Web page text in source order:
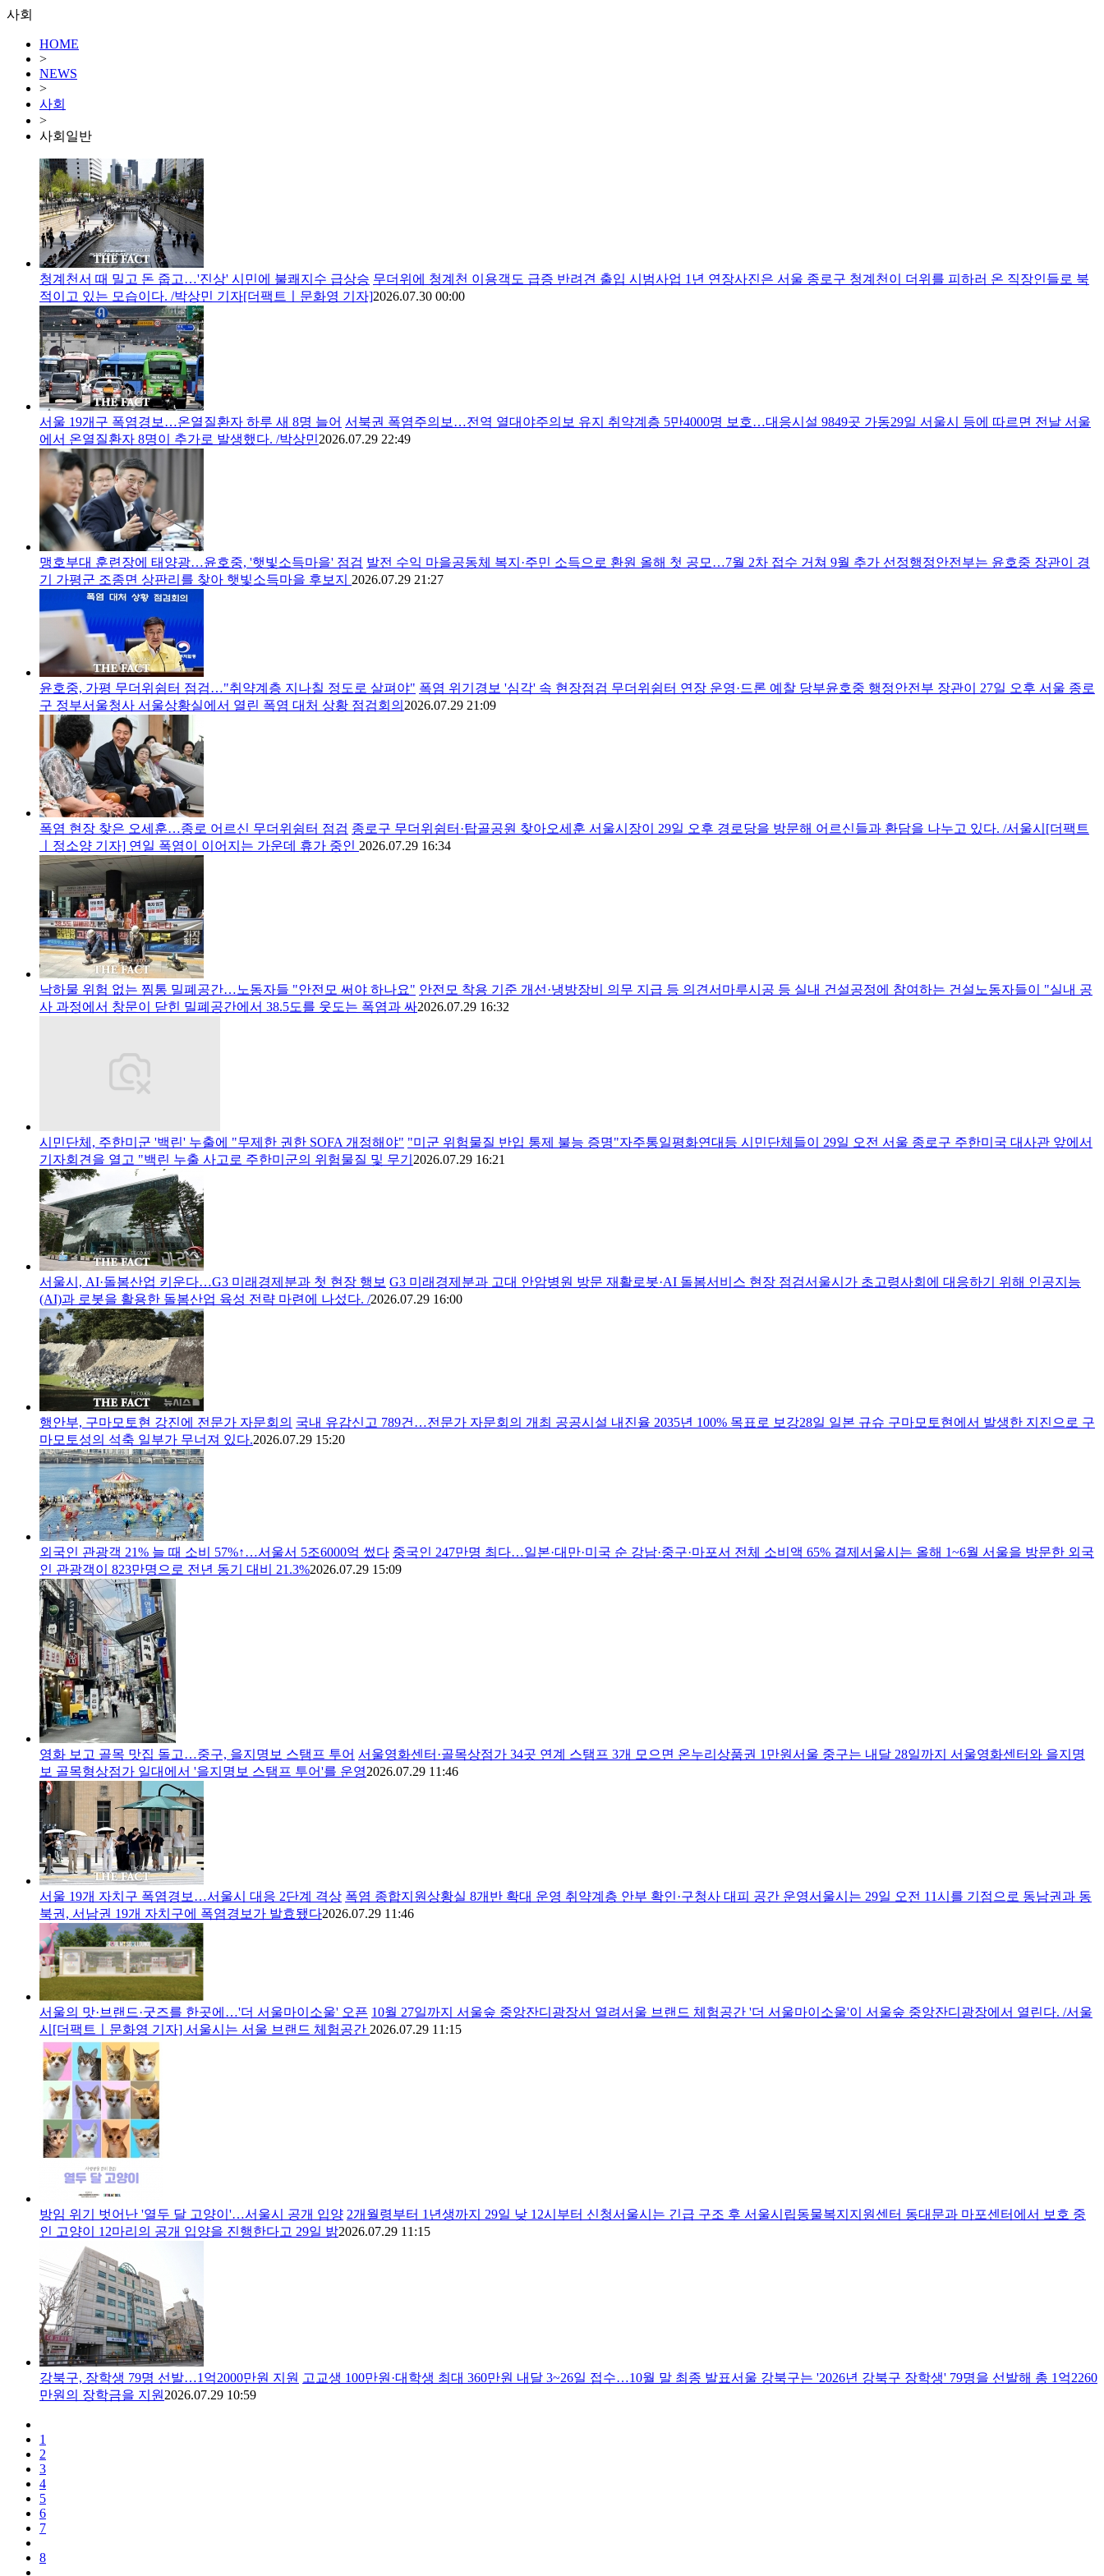
사회
HOME
>
NEWS
>
사회
>
사회일반
청계천서 때 밀고 돈 줍고…'진상' 시민에 불쾌지수 급상승 무더위에 청계천 이용객도 급증 반려견 출입 시범사업 1년 연장사진은 서울 종로구 청계천이 더위를 피하러 온 직장인들로 북
적이고 있는 모습이다. /박상민 기자[더팩트ㅣ문화영 기자]2026.07.30 00:00
서울 19개구 폭염경보…온열질환자 하루 새 8명 늘어 서북권 폭염주의보…전역 열대야주의보 유지 취약계층 5만4000명 보호…대응시설 9849곳 가동29일 서울시 등에 따르면 전날 서울
에서 온열질환자 8명이 추가로 발생했다. /박상민2026.07.29 22:49
맹호부대 훈련장에 태양광…윤호중, '햇빛소득마을' 점검 발전 수익 마을공동체 복지·주민 소득으로 환원 올해 첫 공모…7월 2차 접수 거쳐 9월 추가 선정행정안전부는 윤호중 장관이 경
기 가평군 조종면 상판리를 찾아 햇빛소득마을 후보지 2026.07.29 21:27
윤호중, 가평 무더위쉼터 점검…"취약계층 지나칠 정도로 살펴야" 폭염 위기경보 '심각' 속 현장점검 무더위쉼터 연장 운영·드론 예찰 당부윤호중 행정안전부 장관이 27일 오후 서울 종로
구 정부서울청사 서울상황실에서 열린 폭염 대처 상황 점검회의 2026.07.29 21:09
폭염 현장 찾은 오세훈…종로 어르신 무더위쉼터 점검 종로구 무더위쉼터·탑골공원 찾아오세훈 서울시장이 29일 오후 경로당을 방문해 어르신들과 환담을 나누고 있다. /서울시[더팩트
ㅣ정소양 기자] 연일 폭염이 이어지는 가운데 휴가 중인 2026.07.29 16:34
낙하물 위험 없는 찜통 밀폐공간…노동자들 "안전모 써야 하나요" 안전모 착용 기준 개선·냉방장비 의무 지급 등 의견서마루시공 등 실내 건설공정에 참여하는 건설노동자들이 "실내 공
사 과정에서 창문이 닫힌 밀폐공간에서 38.5도를 웃도는 폭염과 싸2026.07.29 16:32
시민단체, 주한미군 '백린' 누출에 "무제한 권한 SOFA 개정해야" "미군 위험물질 반입 통제 불능 증명"자주통일평화연대등 시민단체들이 29일 오전 서울 종로구 주한미국 대사관 앞에서
기자회견을 열고 "백린 누출 사고로 주한미군의 위험물질 및 무기 2026.07.29 16:21
서울시, AI·돌봄산업 키운다…G3 미래경제분과 첫 현장 행보 G3 미래경제분과 고대 안암병원 방문 재활로봇·AI 돌봄서비스 현장 점검서울시가 초고령사회에 대응하기 위해 인공지능
(AI)과 로봇을 활용한 돌봄산업 육성 전략 마련에 나섰다. /2026.07.29 16:00
행안부, 구마모토현 강진에 전문가 자문회의 국내 유감신고 789건…전문가 자문회의 개최 공공시설 내진율 2035년 100% 목표로 보강28일 일본 규슈 구마모토현에서 발생한 지진으로 구
마모토성의 석축 일부가 무너져 있다.2026.07.29 15:20
외국인 관광객 21% 늘 때 소비 57%↑…서울서 5조6000억 썼다 중국인 247만명 최다…일본·대만·미국 순 강남·중구·마포서 전체 소비액 65% 결제서울시는 올해 1~6월 서울을 방문한 외국
인 관광객이 823만명으로 전년 동기 대비 21.3%2026.07.29 15:09
영화 보고 골목 맛집 돌고…중구, 을지명보 스탬프 투어 서울영화센터·골목상점가 34곳 연계 스탬프 3개 모으면 온누리상품권 1만원서울 중구는 내달 28일까지 서울영화센터와 을지명
보 골목형상점가 일대에서 '을지명보 스탬프 투어'를 운영2026.07.29 11:46
서울 19개 자치구 폭염경보…서울시 대응 2단계 격상 폭염 종합지원상황실 8개반 확대 운영 취약계층 안부 확인·구청사 대피 공간 운영서울시는 29일 오전 11시를 기점으로 동남권과 동
북권, 서남권 19개 자치구에 폭염경보가 발효됐다2026.07.29 11:46
서울의 맛·브랜드·굿즈를 한곳에…'더 서울마이소울' 오픈 10월 27일까지 서울숲 중앙잔디광장서 열려서울 브랜드 체험공간 '더 서울마이소울'이 서울숲 중앙잔디광장에서 열린다. /서울
시[더팩트ㅣ문화영 기자] 서울시는 서울 브랜드 체험공간 2026.07.29 11:15
방임 위기 벗어난 '열두 달 고양이'…서울시 공개 입양 2개월령부터 1년생까지 29일 낮 12시부터 신청서울시는 긴급 구조 후 서울시립동물복지지원센터 동대문과 마포센터에서 보호 중
인 고양이 12마리의 공개 입양을 진행한다고 29일 밝2026.07.29 11:15
강북구, 장학생 79명 선발…1억2000만원 지원 고교생 100만원·대학생 최대 360만원 내달 3~26일 접수…10월 말 최종 발표서울 강북구는 '2026년 강북구 장학생' 79명을 선발해 총 1억2260
만원의 장학금을 지원 2026.07.29 10:59
1
2
3
4
5
6
7
8